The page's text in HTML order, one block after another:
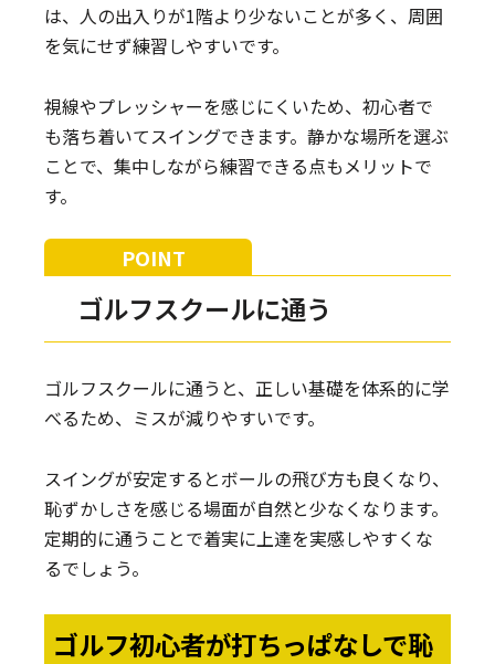
は、人の出入りが1階より少ないことが多く、周囲
を気にせず練習しやすいです。
視線やプレッシャーを感じにくいため、初心者で
も落ち着いてスイングできます。静かな場所を選ぶ
ことで、集中しながら練習できる点もメリットで
す。
ゴルフスクールに通う
ゴルフスクールに通うと、正しい基礎を体系的に学
べるため、ミスが減りやすいです。
スイングが安定するとボールの飛び方も良くなり、
恥ずかしさを感じる場面が自然と少なくなります。
定期的に通うことで着実に上達を実感しやすくな
るでしょう。
ゴルフ初心者が打ちっぱなしで恥